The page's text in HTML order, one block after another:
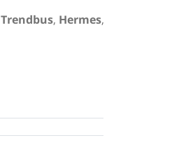
Trendbus, Hermes,